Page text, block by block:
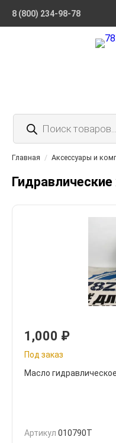
8 (800) 234-98-78
Поиск
товаров
Главная / Аксессуары и
1,000 ₽
Под заказ
Масло
Артикул 010790T